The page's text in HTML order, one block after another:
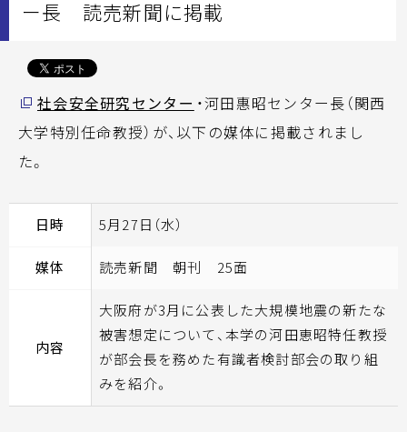
ー長 読売新聞に掲載
社会安全研究センター ・河田惠昭センター長（関西
大学特別任命教授）が、以下の媒体に掲載されまし
た。
日時 5月27日（水）
媒体 読売新聞 朝刊 25面
内容
大阪府が3月に公表した大規模地震の新たな
被害想定について、本学の河田恵昭特任教授
が部会長を務めた有識者検討部会の取り組
みを紹介。